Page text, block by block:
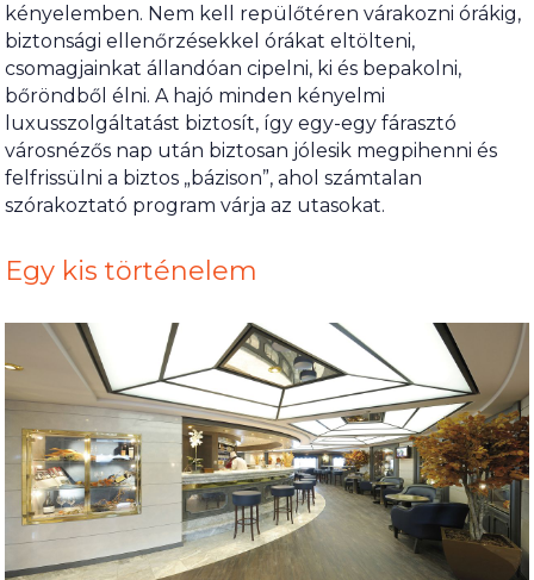
kényelemben. Nem kell repülőtéren várakozni órákig,
biztonsági ellenőrzésekkel órákat eltölteni,
csomagjainkat állandóan cipelni, ki és bepakolni,
bőröndből élni. A hajó minden kényelmi
luxusszolgáltatást biztosít, így egy-egy fárasztó
városnézős nap után biztosan jólesik megpihenni és
felfrissülni a biztos „bázison”, ahol számtalan
szórakoztató program várja az utasokat.
Egy kis történelem